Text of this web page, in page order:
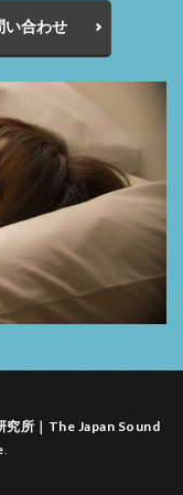
い合わせ
究所｜The Japan Sound
.